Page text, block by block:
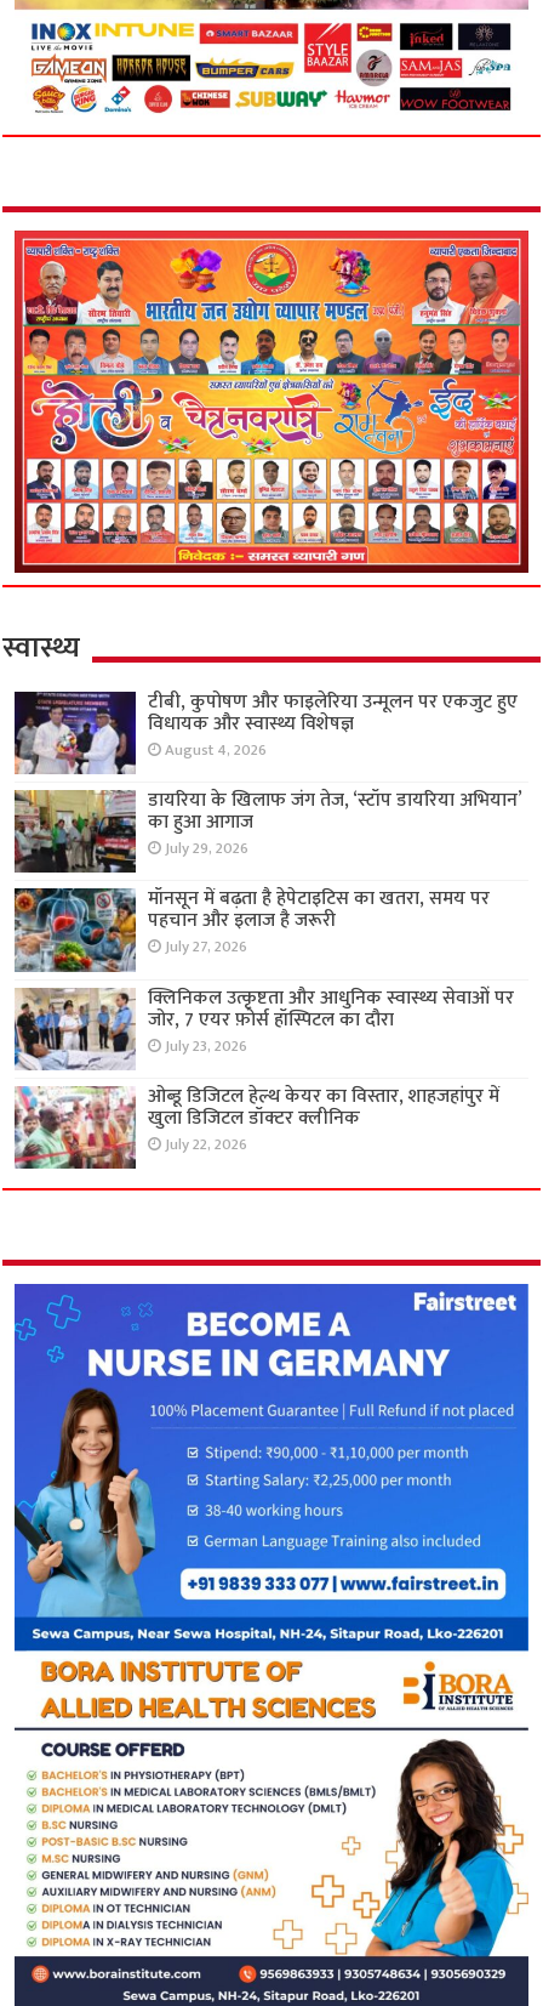
स्वास्थ्य
टीबी, कुपोषण और फाइलेरिया उन्मूलन पर एकजुट हुए
विधायक और स्वास्थ्य विशेषज्ञ
August 4, 2026
डायरिया के खिलाफ जंग तेज, ‘स्टॉप डायरिया अभियान’
का हुआ आगाज
July 29, 2026
मॉनसून में बढ़ता है हेपेटाइटिस का खतरा, समय पर
पहचान और इलाज है जरूरी
July 27, 2026
क्लिनिकल उत्कृष्टता और आधुनिक स्वास्थ्य सेवाओं पर
जोर, 7 एयर फ़ोर्स हॉस्पिटल का दौरा
July 23, 2026
ओब्डू डिजिटल हेल्थ केयर का विस्तार, शाहजहांपुर में
खुला डिजिटल डॉक्टर क्लीनिक
July 22, 2026